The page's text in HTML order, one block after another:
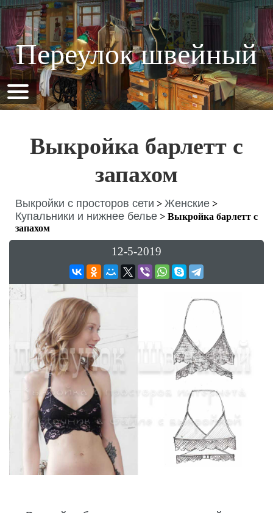
Переулок швейный
Выкройка барлетт с
запахом
Выкройки с просторов сети > Женские >
Купальники и нижнее белье > Выкройка барлетт с
запахом
12-5-2019